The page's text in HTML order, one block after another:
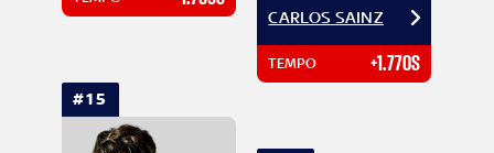
CARLOS SAINZ
TEMPO +1.770S
#15